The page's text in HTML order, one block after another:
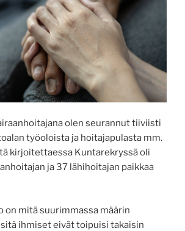
olen seurannut tiiviisti
työoloista ja hoitajapulasta mm.
kirjoitettaessa Kuntarekryssä oli
ja 37 lähihoitajan paikkaa
on mitä suurimmassa määrin
ihmiset eivät toipuisi takaisin